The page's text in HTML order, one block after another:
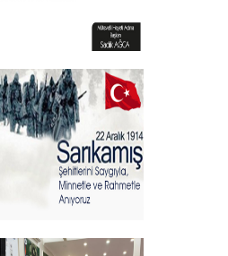
Kandil mesajı
+
Anıyoruz